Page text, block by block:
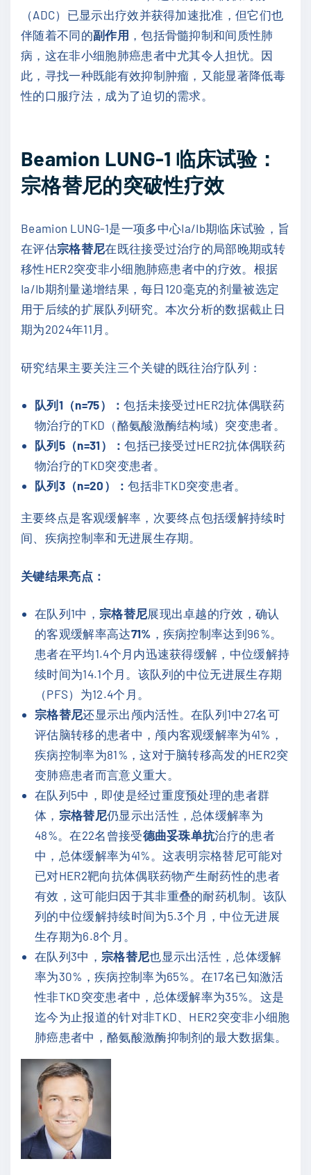
（ADC）已显示出疗效并获得加速批准，但它们也
伴随着不同的副作用 ，包括骨髓抑制和间质性肺
病，这在非小细胞肺癌患者中尤其令人担忧。因
此，寻找一种既能有效抑制肿瘤，又能显著降低毒
性的口服疗法，成为了迫切的需求。
Beamion LUNG-1 临床试验：
宗格替尼的突破性疗效
Beamion LUNG-1是一项多中心Ia/Ib期临床试验，旨
在评估宗格替尼在既往接受过治疗的局部晚期或转
移性HER2突变非小细胞肺癌患者中的疗效。根据
Ia/Ib期剂量递增结果，每日120毫克的剂量被选定
用于后续的扩展队列研究。本次分析的数据截止日
期为2024年11月。
研究结果主要关注三个关键的既往治疗队列：
队列1（n=75）：包括未接受过HER2抗体偶联药
物治疗的TKD（酪氨酸激酶结构域）突变患者。
队列5（n=31）：包括已接受过HER2抗体偶联药
物治疗的TKD突变患者。
队列3（n=20）：包括非TKD突变患者。
主要终点是客观缓解率，次要终点包括缓解持续时
间、疾病控制率和无进展生存期。
关键结果亮点：
在队列1中， 宗格替尼展现出卓越的疗效，确认
的客观缓解率高达71% ，疾病控制率达到96%。
患者在平均1.4个月内迅速获得缓解，中位缓解持
续时间为14.1个月。该队列的中位无进展生存期
（PFS）为12.4个月。
宗格替尼还显示出颅内活性。在队列1中27名可
评估脑转移的患者中，颅内客观缓解率为41%，
疾病控制率为81%，这对于脑转移高发的HER2突
变肺癌患者而言意义重大。
在队列5中，即使是经过重度预处理的患者群
体， 宗格替尼仍显示出活性，总体缓解率为
48%。在22名曾接受德曲妥珠单抗治疗的患者
中，总体缓解率为41%。这表明宗格替尼可能对
已对HER2靶向抗体偶联药物产生耐药性的患者
有效，这可能归因于其非重叠的耐药机制。该队
列的中位缓解持续时间为5.3个月，中位无进展
生存期为6.8个月。
在队列3中， 宗格替尼也显示出活性，总体缓解
率为30%，疾病控制率为65%。在17名已知激活
性非TKD突变患者中，总体缓解率为35%。这是
迄今为止报道的针对非TKD、HER2突变非小细胞
肺癌患者中，酪氨酸激酶抑制剂的最大数据集。